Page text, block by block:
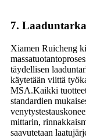
7.
Xiamen Ruicheng
täydellisen
käytetään viittä
MSA.Kaikki
standardien
mittarin,
saavutetaan